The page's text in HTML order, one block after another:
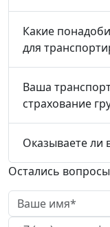
Какие
для
Ваша
страхование
Оказываете ли
Остались